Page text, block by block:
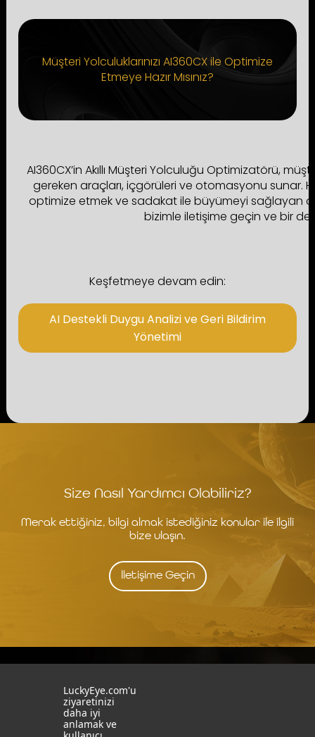
Müşteri Yolculuklarınızı AI360CX ile Optimize
Etmeye Hazır Mısınız?
AI360CX’in Akıllı Müşteri Yolculuğu Optimizatörü,
gereken araçları, içgörüleri ve otomasyonu sunar.
optimize etmek ve sadakat ile büyümeyi sağlayan
bizimle iletişime geçin ve bir
Keşfetmeye devam edin:
AI Destekli Duygu Analizi ve Geri Bildirim
Yönetimi
Size Nasıl Yardımcı Olabiliriz?
Merak ettiğiniz, bilgi almak istediğiniz konular ile ilgili
bize ulaşın.
İletişime Geçin
19 Mayıs Mah. Turaboğlu Sok.
Hamdiye Yazgan İş Merkezi
LuckyEye.com'u
ziyaretinizi
daha iyi
anlamak ve